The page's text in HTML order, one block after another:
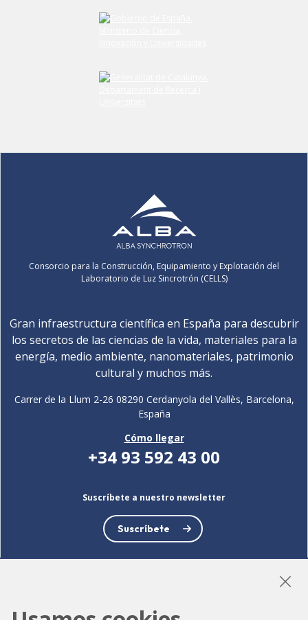
Consorcio para la Construcción, Equipamiento y Explotación del
Laboratorio de Luz Sincrotrón (CELLS)
Gran infraestructura científica en España para descubrir
los secretos de las ciencias de la vida, materiales para la
energía, medio ambiente, nanomateriales, patrimonio
cultural y muchos más.
Carrer de la Llum 2-26 08290 Cerdanyola del Vallès, Barcelona,
España
Cómo llegar
+34 93 592 43 00
Suscríbete a nuestro newsletter
Suscríbete
LinkedInInstagram